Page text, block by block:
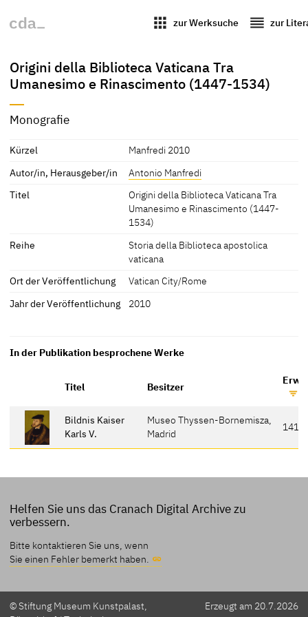
apps zur Werksuche reorder zur
Origini della Biblioteca Vaticana Tra
Umanesimo e Rinascimento (1447-1534)
Monografie
Kürzel
Manfredi 2010
Autor/in, Herausgeber/in
Antonio Manfredi
Titel
Origini della Biblioteca Vaticana Tra
Umanesimo e Rinascimento (1447-
1534)
Reihe
Storia della Biblioteca apostolica
vaticana
Ort der Veröffentlichung
Vatican City/Rome
Jahr der Veröffentlichung
2010
In der Publikation besprochene Werke
Titel Besitzer
Bildnis Kaiser
Karls V.
Museo Thyssen-Bornemisza,
Madrid
141
Helfen Sie uns das Cranach Digital Archive zu
verbessern.
Bitte kontaktieren Sie uns, wenn
Sie einen Fehler bemerkt haben.
© Stiftung Museum Kunstpalast,
Erzeugt am 20.7.2026